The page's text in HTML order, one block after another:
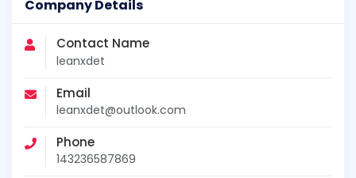
Company Details
Contact Name
leanxdet
Email
leanxdet@outlook.com
Phone
143236587869